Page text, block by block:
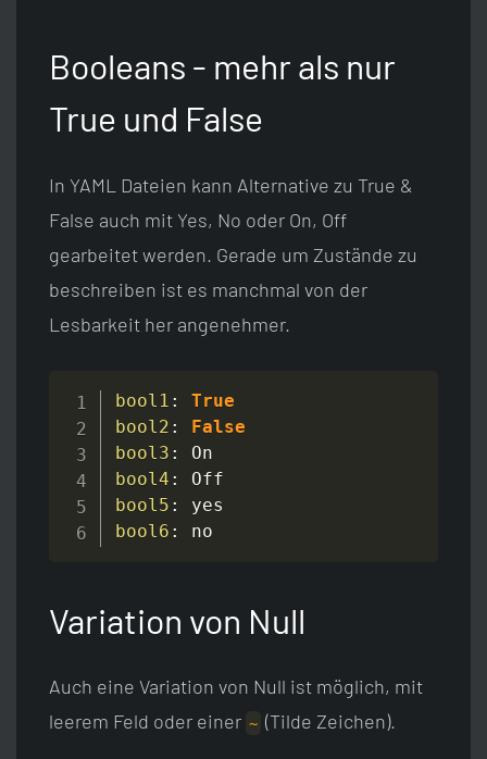
Booleans - mehr als nur
True und False
In YAML Dateien kann Alternative zu True &
False auch mit Yes, No oder On, Off
gearbeitet werden. Gerade um Zustände zu
beschreiben ist es manchmal von der
Lesbarkeit her angenehmer.
bool1 :
True
bool2 :
False
bool3 :
bool4 :
bool5 :
bool6 : no
Variation von Null
Auch eine Variation von Null ist möglich, mit
leerem Feld oder einer ~ (Tilde Zeichen).